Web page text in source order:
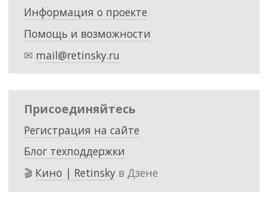
Информация о проекте
Помощь и возможности
✉ mail@retinsky.ru
Присоединяйтесь
Регистрация на сайте
Блог техподдержки
🎬 Кино | Retinskyв Дзене